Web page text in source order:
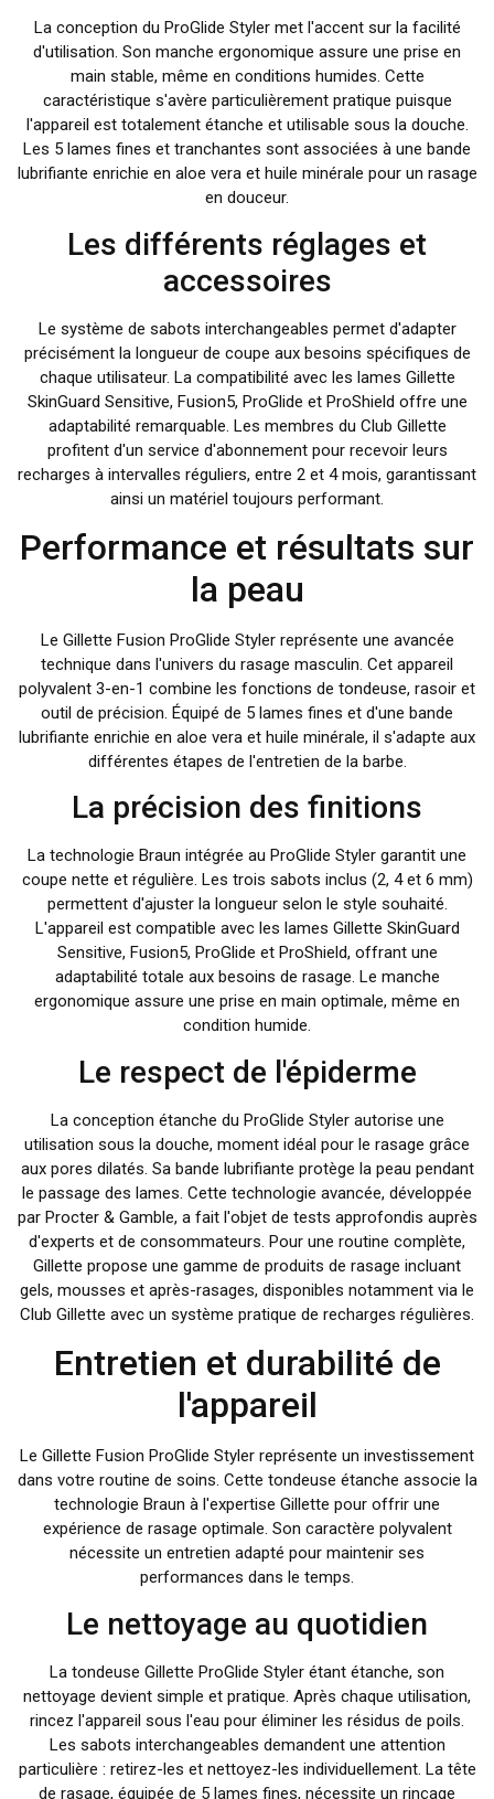
La conception du ProGlide Styler met l'accent sur la facilité
d'utilisation. Son manche ergonomique assure une prise en
main stable, même en conditions humides. Cette
caractéristique s'avère particulièrement pratique puisque
l'appareil est totalement étanche et utilisable sous la douche.
Les 5 lames fines et tranchantes sont associées à une bande
lubrifiante enrichie en aloe vera et huile minérale pour un rasage
en douceur.
Les différents réglages et
accessoires
Le système de sabots interchangeables permet d'adapter
précisément la longueur de coupe aux besoins spécifiques de
chaque utilisateur. La compatibilité avec les lames Gillette
SkinGuard Sensitive, Fusion5, ProGlide et ProShield offre une
adaptabilité remarquable. Les membres du Club Gillette
profitent d'un service d'abonnement pour recevoir leurs
recharges à intervalles réguliers, entre 2 et 4 mois, garantissant
ainsi un matériel toujours performant.
Performance et résultats sur
la peau
Le Gillette Fusion ProGlide Styler représente une avancée
technique dans l'univers du rasage masculin. Cet appareil
polyvalent 3-en-1 combine les fonctions de tondeuse, rasoir et
outil de précision. Équipé de 5 lames fines et d'une bande
lubrifiante enrichie en aloe vera et huile minérale, il s'adapte aux
différentes étapes de l'entretien de la barbe.
La précision des finitions
La technologie Braun intégrée au ProGlide Styler garantit une
coupe nette et régulière. Les trois sabots inclus (2, 4 et 6 mm)
permettent d'ajuster la longueur selon le style souhaité.
L'appareil est compatible avec les lames Gillette SkinGuard
Sensitive, Fusion5, ProGlide et ProShield, offrant une
adaptabilité totale aux besoins de rasage. Le manche
ergonomique assure une prise en main optimale, même en
condition humide.
Le respect de l'épiderme
La conception étanche du ProGlide Styler autorise une
utilisation sous la douche, moment idéal pour le rasage grâce
aux pores dilatés. Sa bande lubrifiante protège la peau pendant
le passage des lames. Cette technologie avancée, développée
par Procter & Gamble, a fait l'objet de tests approfondis auprès
d'experts et de consommateurs. Pour une routine complète,
Gillette propose une gamme de produits de rasage incluant
gels, mousses et après-rasages, disponibles notamment via le
Club Gillette avec un système pratique de recharges régulières.
Entretien et durabilité de
l'appareil
Le Gillette Fusion ProGlide Styler représente un investissement
dans votre routine de soins. Cette tondeuse étanche associe la
technologie Braun à l'expertise Gillette pour offrir une
expérience de rasage optimale. Son caractère polyvalent
nécessite un entretien adapté pour maintenir ses
performances dans le temps.
Le nettoyage au quotidien
La tondeuse Gillette ProGlide Styler étant étanche, son
nettoyage devient simple et pratique. Après chaque utilisation,
rincez l'appareil sous l'eau pour éliminer les résidus de poils.
Les sabots interchangeables demandent une attention
particulière : retirez-les et nettoyez-les individuellement. La tête
de rasage, équipée de 5 lames fines, nécessite un rinçage